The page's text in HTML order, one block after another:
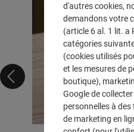
d'autres cookies,
demandons votre
(article 6 al. 1 lit. a
catégories
(cookies utilisés
et les mesures de
boutique),
Google de
personnelles à
de marketing en